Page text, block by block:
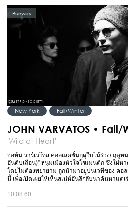
Runway
New York Fall/Winter
JOHN VARVATOS • Fall/
'Wild at Heart'
จอห์น วาร์เวโทส คอลเลคชั่นฤดูใบไม้ร่วง/ ฤดูห
อันดิบเถื่อน)” หนุ่มเมืองหัวใจโรแมนติก ซึ่งใฝ่
โดยไม่ต้องพยายาม ถูกนำมาอยู่บนเวทีของ คอ
นี้ เพื่อเปิดเผยให้เห็นสเน่ห์อันลึกลับน่าค้นหาแต่เ
10.08.60